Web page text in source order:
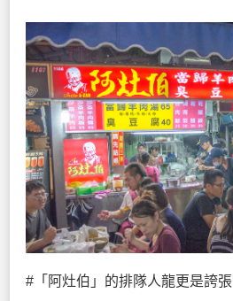
#「阿灶伯」的排隊人龍更是誇張